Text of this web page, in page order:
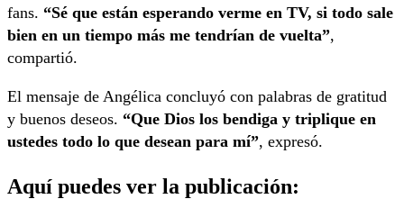
fans. “Sé que están esperando verme en TV, si todo sale
bien en un tiempo más me tendrían de vuelta”,
compartió.
El mensaje de Angélica concluyó con palabras de gratitud
y buenos deseos. “Que Dios los bendiga y triplique en
ustedes todo lo que desean para mí”, expresó.
Aquí puedes ver la publicación: